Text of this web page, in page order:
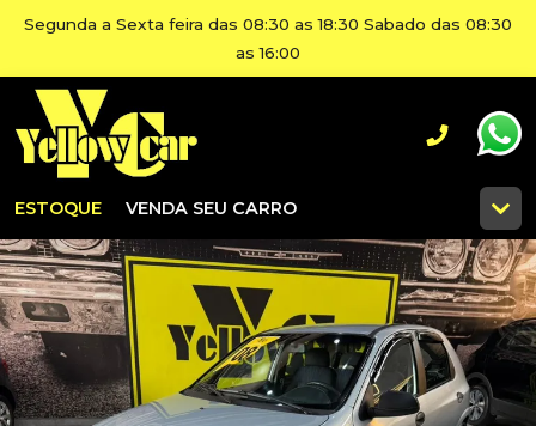
Segunda a Sexta feira das 08:30 as 18:30 Sabado das 08:30
as 16:00
ESTOQUE VENDA SEU CARRO